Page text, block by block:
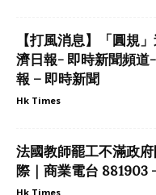
【打風消息】「圓規
濟日報- 即時新聞頻道
報 – 即時新聞
Hk Times
法國教師罷工不滿政
際｜商業電台 881903
Hk Times